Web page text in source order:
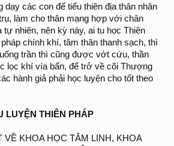
dạy các con để tiểu thiên địa thân nhân
làm cho thân mạng hợp với chân
tự nhiên, nên kỳ này, ai tu học Thiên
chính khí, tâm thân thanh sạch, thì
trần thì cũng được vớt cứu, thần
lọc khí vía bẩn, để trở về cõi Thượng
hành giả phải học luyện cho tốt theo
LUYỆN THIÊN PHÁP
VỀ KHOA HỌC TÂM LINH, KHOA